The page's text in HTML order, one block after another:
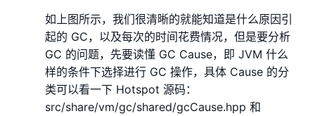
如上图所示，我们很清晰的就能知道是什么原因引
起的 GC，以及每次的时间花费情况，但是要分析
GC 的问题，先要读懂 GC Cause，即 JVM 什么
样的条件下选择进行 GC 操作，具体 Cause 的分
类可以看一下 Hotspot 源码：
src/share/vm/gc/shared/gcCause.hpp 和